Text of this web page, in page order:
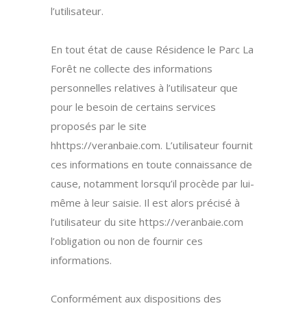
l’utilisateur.
En tout état de cause Résidence le Parc La
Forêt ne collecte des informations
personnelles relatives à l’utilisateur que
pour le besoin de certains services
proposés par le site
hhttps://veranbaie.com. L’utilisateur fournit
ces informations en toute connaissance de
cause, notamment lorsqu’il procède par lui-
même à leur saisie. Il est alors précisé à
l’utilisateur du site https://veranbaie.com
l’obligation ou non de fournir ces
informations.
Conformément aux dispositions des